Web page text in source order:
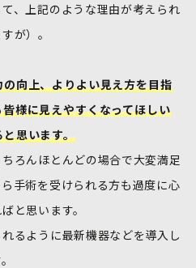
、上記のような理由が考えられ
が）。
向上、よりよい見え方を目指
様に見えやすくなってほしい
思います。
ろんほとんどの場合で大変満足
手術を受けられる方も過度に心
と思います。
るように最新機器などを導入し